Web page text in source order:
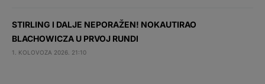
STIRLING I DALJE NEPORAŽEN! NOKAUTIRAO
BLACHOWICZA U PRVOJ RUNDI
1. KOLOVOZA 2026. 21:10